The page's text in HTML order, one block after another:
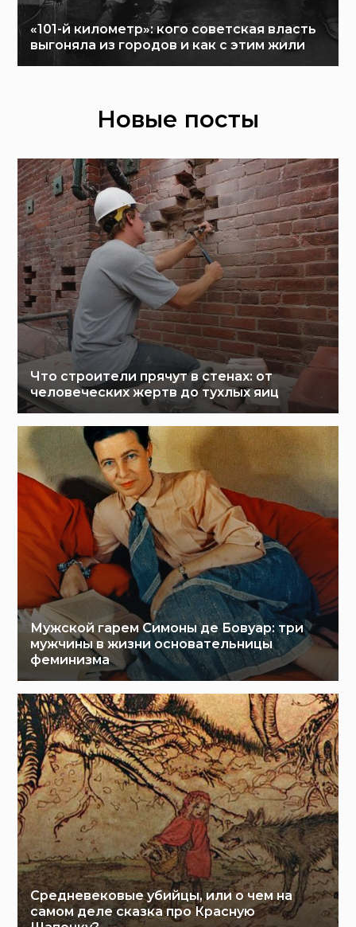
«101-й километр»: кого советская власть
выгоняла из городов и как с этим жили
Новые посты
Что строители прячут в стенах: от
человеческих жертв до тухлых яиц
Мужской гарем Симоны де Бовуар: три
мужчины в жизни основательницы
феминизма
Средневековые убийцы, или о чем на
самом деле сказка про Красную